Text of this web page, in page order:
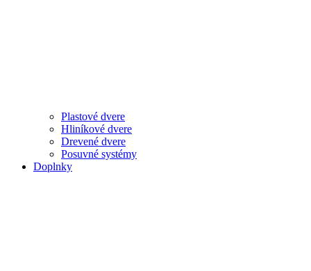
Plastové dvere
Hliníkové dvere
Drevené dvere
Posuvné systémy
Doplnky